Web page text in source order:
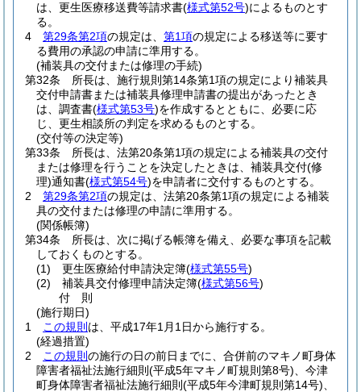
は、更生医療移送費等請求書(様式第52号)によるものとす
る。
4
第29条第2項の規定は、 第1項の規定による移送等に要す
る費用の承認の申請に準用する。
(補装具の交付または修理の手続)
第32条
所長は、施行規則第14条第1項の規定により補装具
交付申請書または補装具修理申請書の提出があったとき
は、調査書(様式第53号)を作成するとともに、必要に応
じ、更生相談所の判定を求めるものとする。
(交付等の決定等)
第33条
所長は、法第20条第1項の規定による補装具の交付
または修理を行うことを決定したときは、補装具交付(修
理)通知書(様式第54号)を申請者に交付するものとする。
2
第29条第2項の規定は、法第20条第1項の規定による補装
具の交付または修理の申請に準用する。
(関係帳簿)
第34条
所長は、次に掲げる帳簿を備え、必要な事項を記載
しておくものとする。
(1)
更生医療給付申請決定簿(様式第55号)
(2)
補装具交付修理申請決定簿(様式第56号)
付 則
(施行期日)
1
この規則 は、平成17年1月1日から施行する。
(経過措置)
2
この規則 の施行の日の前日までに、合併前のマキノ町身体
障害者福祉法施行細則 (平成5年マキノ町規則第8号) 、今津
町身体障害者福祉法施行細則 (平成5年今津町規則第14号)